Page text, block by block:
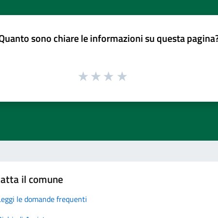
sono chiare le informazioni su questa
il comune
le domande frequenti